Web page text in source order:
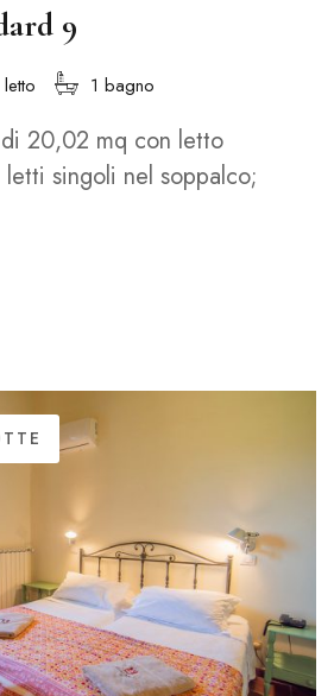
9
letto 1 bagno
20,02 mq con letto
singoli nel soppalco;